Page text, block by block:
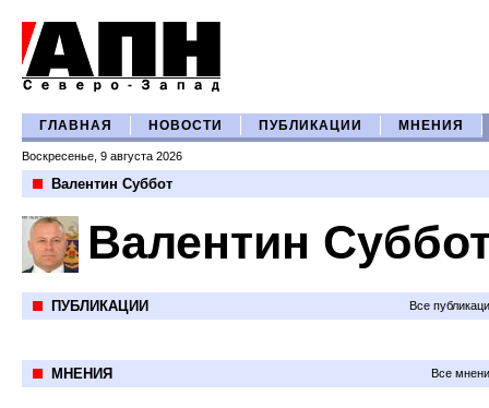
ГЛАВНАЯ НОВОСТИ ПУБЛИКАЦИИ МНЕНИЯ
Воскресенье, 9 августа 2026
Валентин Суббот
Валентин
ПУБЛИКАЦИИ Все
МНЕНИЯ Все